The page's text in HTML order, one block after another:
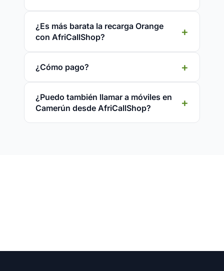
¿Es más barata la recarga Orange
con AfriCallShop?
¿Cómo pago?
¿Puedo también llamar a móviles en
Camerún desde AfriCallShop?